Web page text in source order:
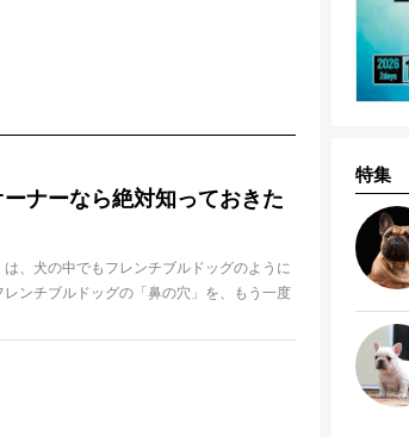
ーナーなら絶対知っておきた
、犬の中でもフレンチブルドッグのように
ンチブルドッグの「鼻の穴」を、もう一度
、穴が非常に狭いことがわかると思いま
のかわいさのひとつですが、本人たちにと
特集